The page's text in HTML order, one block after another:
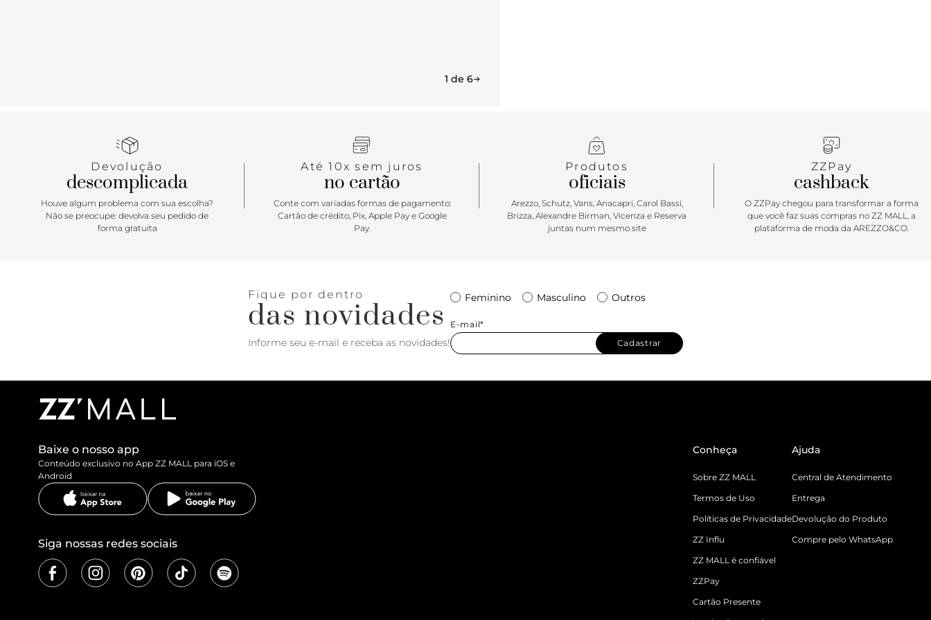
1 de 6
Devolução
descomplicada
Houve algum problema com sua escolha?
Não se preocupe: devolva seu pedido de
forma gratuita
Até 10x sem juros
no cartão
Conte com variadas formas de pagamento:
Cartão de crédito, Pix, Apple Pay e Google
Pay.
Produtos
oficiais
Arezzo, Schutz, Vans, Anacapri, Carol Bassi,
Brizza, Alexandre Birman, Vicenza e Reserva
juntas num mesmo site
ZZPay
cashback
O ZZPay chegou para transformar a forma
que você faz suas compras no ZZ MALL, a
plataforma de moda da AREZZO&CO.
Fique por dentro
das novidades
Informe seu e-mail e receba as novidades!
Feminino Masculino Outros
E-mail*
Cadastrar
Baixe o nosso app
Conteúdo exclusivo no App ZZ MALL para iOS e
Android
Siga nossas redes sociais
Conheça
Sobre ZZ MALL
Termos de Uso
Políticas de Privacidade
ZZ Influ
ZZ MALL é confiável
ZZPay
Cartão Presente
Ajuda
Central de Atendimento
Entrega
Devolução do Produto
Compre pelo WhatsApp